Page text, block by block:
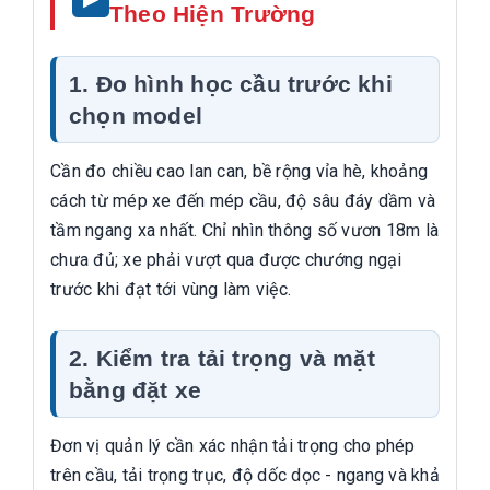
Theo Hiện Trường
1. Đo hình học cầu trước khi
chọn model
Cần đo chiều cao lan can, bề rộng vỉa hè, khoảng
cách từ mép xe đến mép cầu, độ sâu đáy dầm và
tầm ngang xa nhất. Chỉ nhìn thông số vươn 18m là
chưa đủ; xe phải vượt qua được chướng ngại
trước khi đạt tới vùng làm việc.
2. Kiểm tra tải trọng và mặt
bằng đặt xe
Đơn vị quản lý cần xác nhận tải trọng cho phép
trên cầu, tải trọng trục, độ dốc dọc - ngang và khả